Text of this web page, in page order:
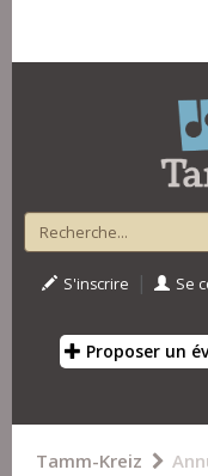
S'inscrire | Se
Proposer un
Tamm-Kreiz